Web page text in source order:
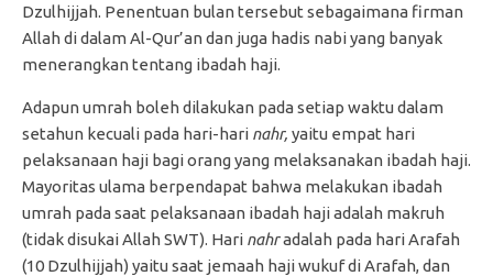
Dzulhijjah. Penentuan bulan tersebut sebagaimana firman
Allah di dalam Al-Qur’an dan juga hadis nabi yang banyak
menerangkan tentang ibadah haji.
Adapun umrah boleh dilakukan pada setiap waktu dalam
setahun kecuali pada hari-hari nahr, yaitu empat hari
pelaksanaan haji bagi orang yang melaksanakan ibadah haji.
Mayoritas ulama berpendapat bahwa melakukan ibadah
umrah pada saat pelaksanaan ibadah haji adalah makruh
(tidak disukai Allah SWT). Hari nahradalah pada hari Arafah
(10 Dzulhijjah) yaitu saat jemaah haji wukuf di Arafah, dan